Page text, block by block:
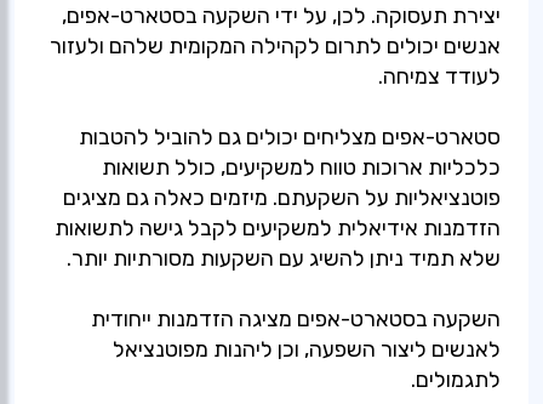
יצירת תעסוקה. לכן, על ידי השקעה בסטארט-אפים,
אנשים יכולים לתרום לקהילה המקומית שלהם ולעזור
סטארט-אפים מצליחים יכולים גם להוביל להטבות
כלכליות ארוכות טווח למשקיעים, כולל תשואות
פוטנציאליות על השקעתם. מיזמים כאלה גם מציגים
הזדמנות אידיאלית למשקיעים לקבל גישה לתשואות
השקעה בסטארט-אפים מציגה הזדמנות ייחודית
לאנשים ליצור השפעה, וכן ליהנות מפוטנציאל
לתגמולים.